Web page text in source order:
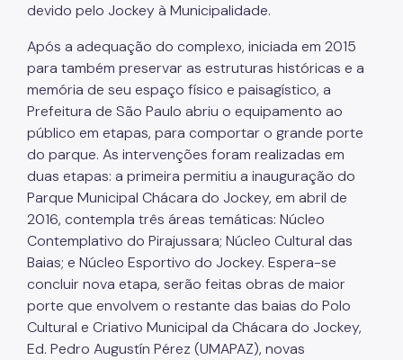
devido pelo Jockey à Municipalidade.
Após a adequação do complexo, iniciada em 2015
para também preservar as estruturas históricas e a
memória de seu espaço físico e paisagístico, a
Prefeitura de São Paulo abriu o equipamento ao
público em etapas, para comportar o grande porte
do parque. As intervenções foram realizadas em
duas etapas: a primeira permitiu a inauguração do
Parque Municipal Chácara do Jockey, em abril de
2016, contempla três áreas temáticas: Núcleo
Contemplativo do Pirajussara; Núcleo Cultural das
Baias; e Núcleo Esportivo do Jockey. Espera-se
concluir nova etapa, serão feitas obras de maior
porte que envolvem o restante das baias do Polo
Cultural e Criativo Municipal da Chácara do Jockey,
Ed. Pedro Augustín Pérez (UMAPAZ), novas